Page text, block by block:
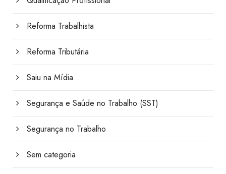
Reforma Trabalhista
Reforma Tributária
Saiu na Mídia
Segurança e Saúde no Trabalho (SST)
Segurança no Trabalho
Sem categoria